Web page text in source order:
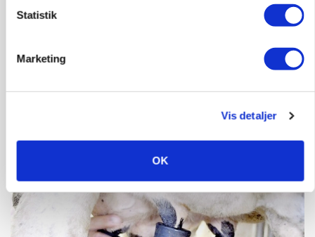
Statistik
Marketing
Vis detaljer
OK
Ejer eller medejer? Nyt tv-format udfordrer
landbrugets ejerstruktur